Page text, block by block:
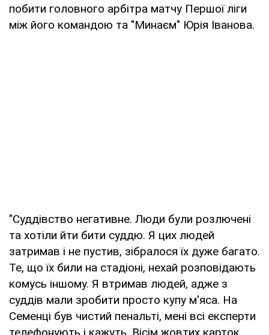
побити головного арбітра матчу Першої ліги
між його командою та "Минаєм" Юрія Іванова.
"Суддівство негативне. Люди були розлючені
та хотіли йти бити суддю. Я цих людей
затримав і не пустив, зібралося їх дуже багато.
Те, що їх били на стадіоні, нехай розповідають
комусь іншому. Я втримав людей, адже з
суддів мали зробити просто купу м'яса. На
Семенці був чистий пенальті, мені всі експерти
телефонують і кажуть. Вісім жовтих карток...